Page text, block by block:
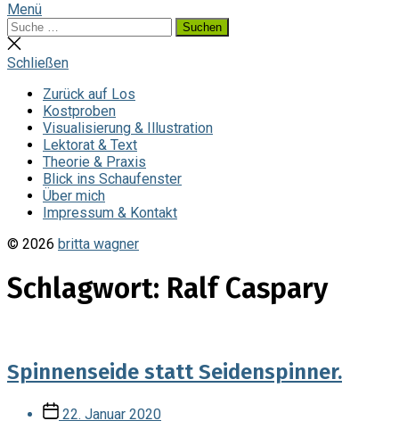
Menü
Suchen
nach:
Suchen
Suche
schließen
Schließen
Zurück auf Los
Kostproben
Visualisierung & Illustration
Lektorat & Text
Theorie & Praxis
Blick ins Schaufenster
Über mich
Impressum & Kontakt
© 2026 britta wagner
Schlagwort: Ralf Caspary
Spinnenseide statt Seidenspinner.
Veröffentlichungsdatum
22. Januar 2020